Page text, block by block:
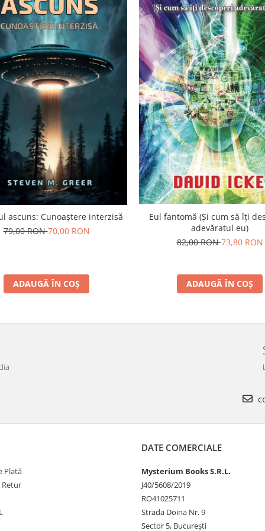
ascuns: Cunoaștere interzisă
79,00 RON70,00 RON
ADAUGĂ ÎN COȘ
Eul fantomă (Și cum să îți
adevăratul eu)
82,00 RON73,80 RON
ADAUGĂ ÎN COȘ
Plată
Retur
DATE COMERCIALE
Mysterium Books S.R.L.
J40/5608/2019
RO41025711
Strada Doina Nr. 9
Sector 5, București